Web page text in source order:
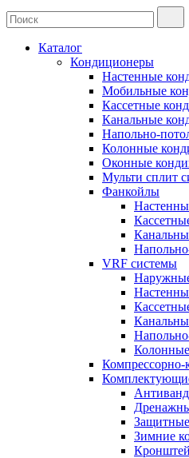
Каталог
Кондиционеры
Настенные
Мобильные
Кассетные
Канальные
Напольно-
Колонные
Оконные
Мульти сплит
Фанкойлы
VRF системы
Колонные
Компрессорно-
Зимние